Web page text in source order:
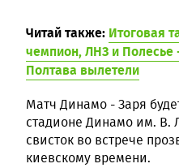
Читай также: Итоговая
чемпион, ЛНЗ и
Полтава вылетели
Матч Динамо - Заря
стадионе Динамо им. В.
свисток во встрече
киевскому времени.